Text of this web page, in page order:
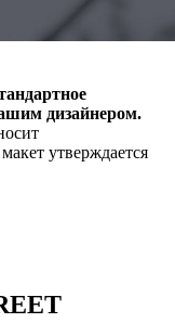
дизайнером.
утверждается